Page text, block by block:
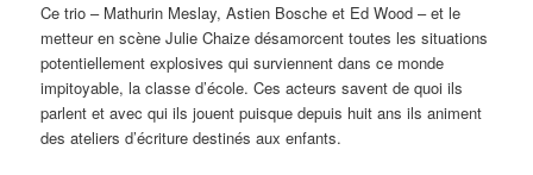
Ce trio – Mathurin Meslay, Astien Bosche et Ed Wood ­– et le
metteur en scène Julie Chaize désamorcent toutes les situations
potentiellement explosives qui surviennent dans ce monde
impitoyable, la classe d’école. Ces acteurs savent de quoi ils
parlent et avec qui ils jouent puisque depuis huit ans ils animent
des ateliers d’écriture destinés aux enfants.